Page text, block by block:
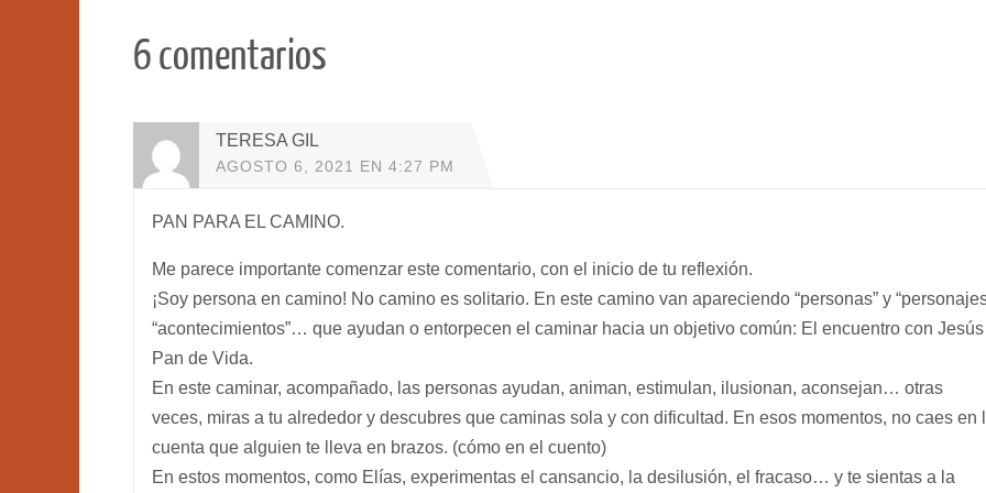
6 comentarios
TERESA GIL
AGOSTO 6, 2021 EN 4:27 PM
PAN PARA EL CAMINO.
Me parece importante comenzar este comentario, con el inicio de tu reflexión.
¡Soy persona en camino! No camino es solitario. En este camino van apareciendo “personas” y
“acontecimientos”… que ayudan o entorpecen el caminar hacia un objetivo común: El encuentro con Jesús
Pan de Vida.
En este caminar, acompañado, las personas ayudan, animan, estimulan, ilusionan, aconsejan… otras
veces, miras a tu alrededor y descubres que caminas sola y con dificultad. En esos momentos, no caes en
cuenta que alguien te lleva en brazos. (cómo en el cuento)
En estos momentos, como Elías, experimentas el cansancio, la desilusión, el fracaso… y te sientas a la